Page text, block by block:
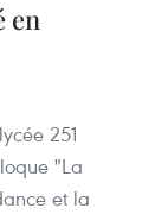
en
251
"La
et la